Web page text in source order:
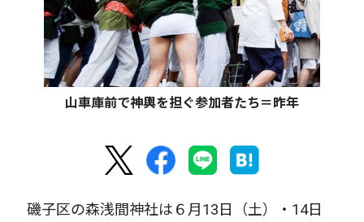
山車庫前で神輿を担ぐ参加者たち＝昨年
磯子区の森浅間神社は６月13日（土）・14日